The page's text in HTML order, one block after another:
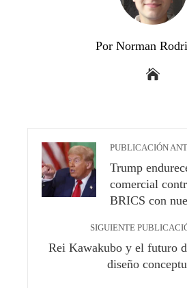
Por Norman
PUBLICACIÓN
Trump
comercial
BRICS con
SIGUIENTE
Rei Kawakubo y el futuro
diseño